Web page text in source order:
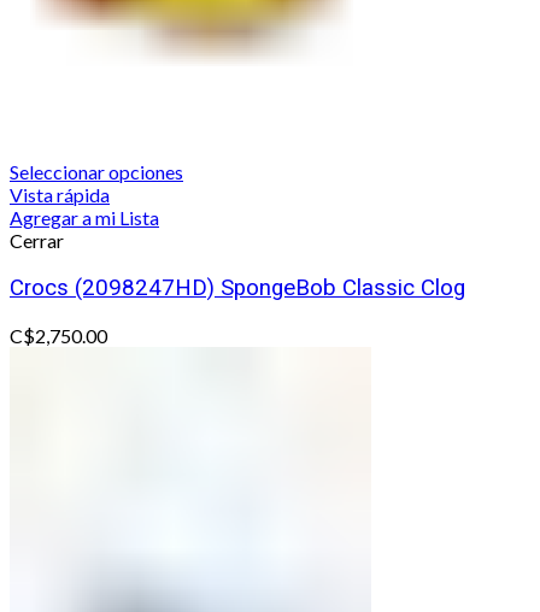
Seleccionar opciones
Vista rápida
Agregar a mi Lista
Cerrar
Crocs (2098247HD) SpongeBob Classic Clog
C$2,750.00